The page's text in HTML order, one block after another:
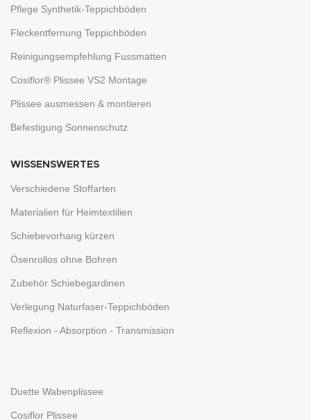
Pflege Synthetik-Teppichböden
Fleckentfernung Teppichböden
Reinigungsempfehlung Fussmatten
Cosiflor® Plissee VS2 Montage
Plissee ausmessen & montieren
Befestigung Sonnenschutz
WISSENSWERTES
Verschiedene Stoffarten
Materialien für Heimtextilien
Schiebevorhang kürzen
Ösenrollos ohne Bohren
Zubehör Schiebegardinen
Verlegung Naturfaser-Teppichböden
Reflexion - Absorption - Transmission
Duette Wabenplissee
Cosiflor Plissee